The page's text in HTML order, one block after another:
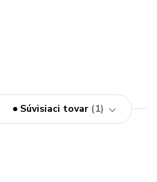
Súvisiaci tovar 1